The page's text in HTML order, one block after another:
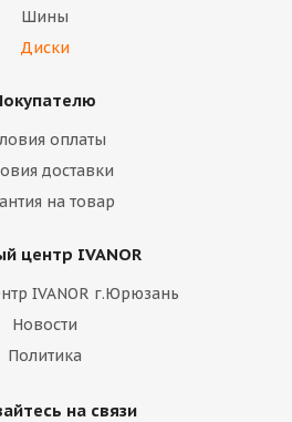
Шины
Диски
оплаты
доставки
на товар
центр IVANOR
IVANOR г.Юрюзань
Новости
Политика
на связи